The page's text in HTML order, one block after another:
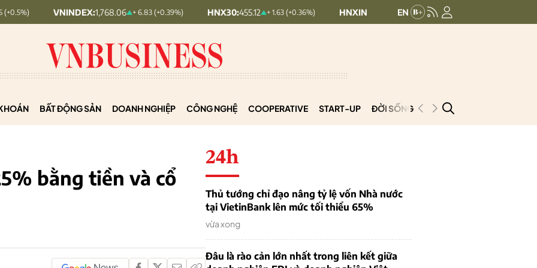
1,768.06 + 6.83 (+0.39%) HNX30: + 1.63 (+0.36%) HNXINDEX: 293.44 + 0.25 (+0.09%) UPCOMINDEX:
BẤT ĐỘNG SẢN DOANH NGHIỆP CÔNG NGHỆ COOPERATIVE START-UP ĐỜI SỐNG PODCAST
bằng tiền và cổ
24h
Thủ tướng chỉ đạo nâng tỷ lệ vốn Nhà nước
tại VietinBank lên mức tối thiểu 65%
vừa xong
Đâu là rào cản lớn nhất trong liên kết giữa